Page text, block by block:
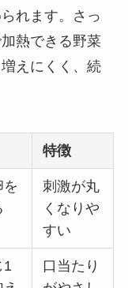
れます。さっ
熱できる野菜
えにくく、続
特徴
を
刺激が丸
くなりや
すい
1
口当たり